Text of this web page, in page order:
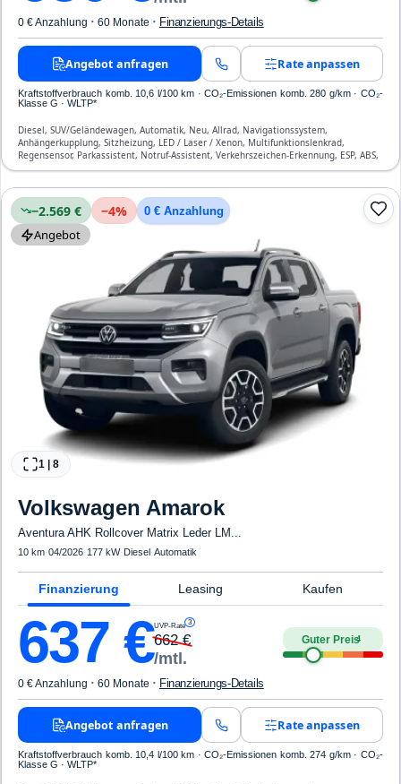
0 € Anzahlung · 60 Monate · Finanzierungs-Details
Angebot anfragen Rate anpassen
Kraftstoffverbrauch komb. 10,6 l/100 km · CO₂-Emissionen komb. 280 g/km · CO₂-
Klasse G · WLTP*
Diesel, SUV/Geländewagen, Automatik, Neu, Allrad, Navigationssystem,
Anhängerkupplung, Sitzheizung, LED / Laser / Xenon, Multifunktionslenkrad,
Regensensor, Parkassistent, Notruf-Assistent, Verkehrszeichen-Erkennung, ESP, ABS,
Klimatisierung, Airbag
−2.569 € −4% 0 € Anzahlung
Angebot
1 8
Volkswagen Amarok
Aventura AHK Rollcover Matrix Leder LM...
10 km·04/2026· 177 kW· Diesel·Automatik
Finanzierung Leasing Kaufen
637 €UVP-Rate 3
662€
/mtl.
Guter Preis4
0 € Anzahlung · 60 Monate · Finanzierungs-Details
Angebot anfragen Rate anpassen
Kraftstoffverbrauch komb. 10,4 l/100 km · CO₂-Emissionen komb. 274 g/km · CO₂-
Klasse G · WLTP*